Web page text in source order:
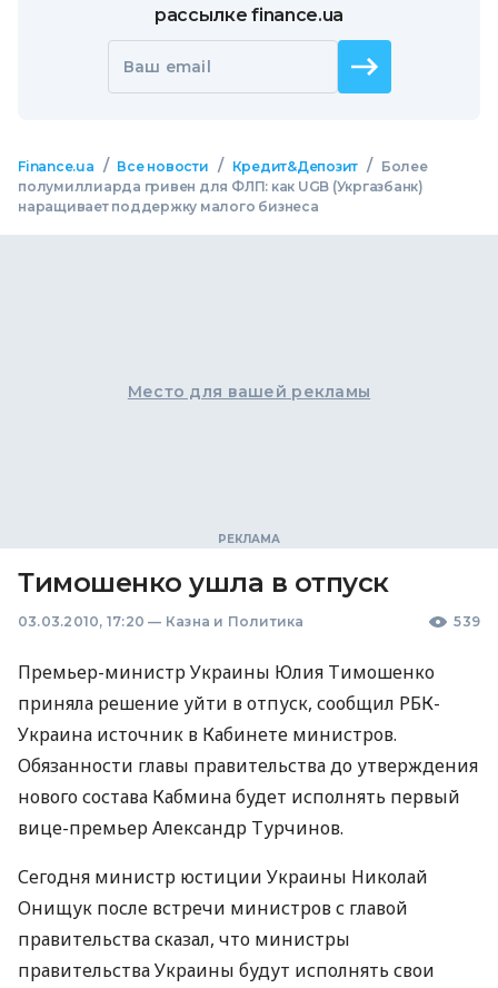
рассылке finance.ua
Ваш email
Finance.ua / Все новости / Кредит&Депозит /
Более
полумиллиарда гривен для ФЛП: как UGB (Укргазбанк)
наращивает поддержку малого бизнеса
Место для вашей рекламы
Тимошенко ушла в отпуск
03.03.2010, 17:20 — Казна и Политика 539
Премьер-министр Украины Юлия Тимошенко
приняла решение уйти в отпуск, сообщил РБК-
Украина источник в Кабинете министров.
Обязанности главы правительства до утверждения
нового состава Кабмина будет исполнять первый
вице-премьер Александр Турчинов.
Сегодня министр юстиции Украины Николай
Онищук после встречи министров с главой
правительства сказал, что министры
правительства Украины будут исполнять свои